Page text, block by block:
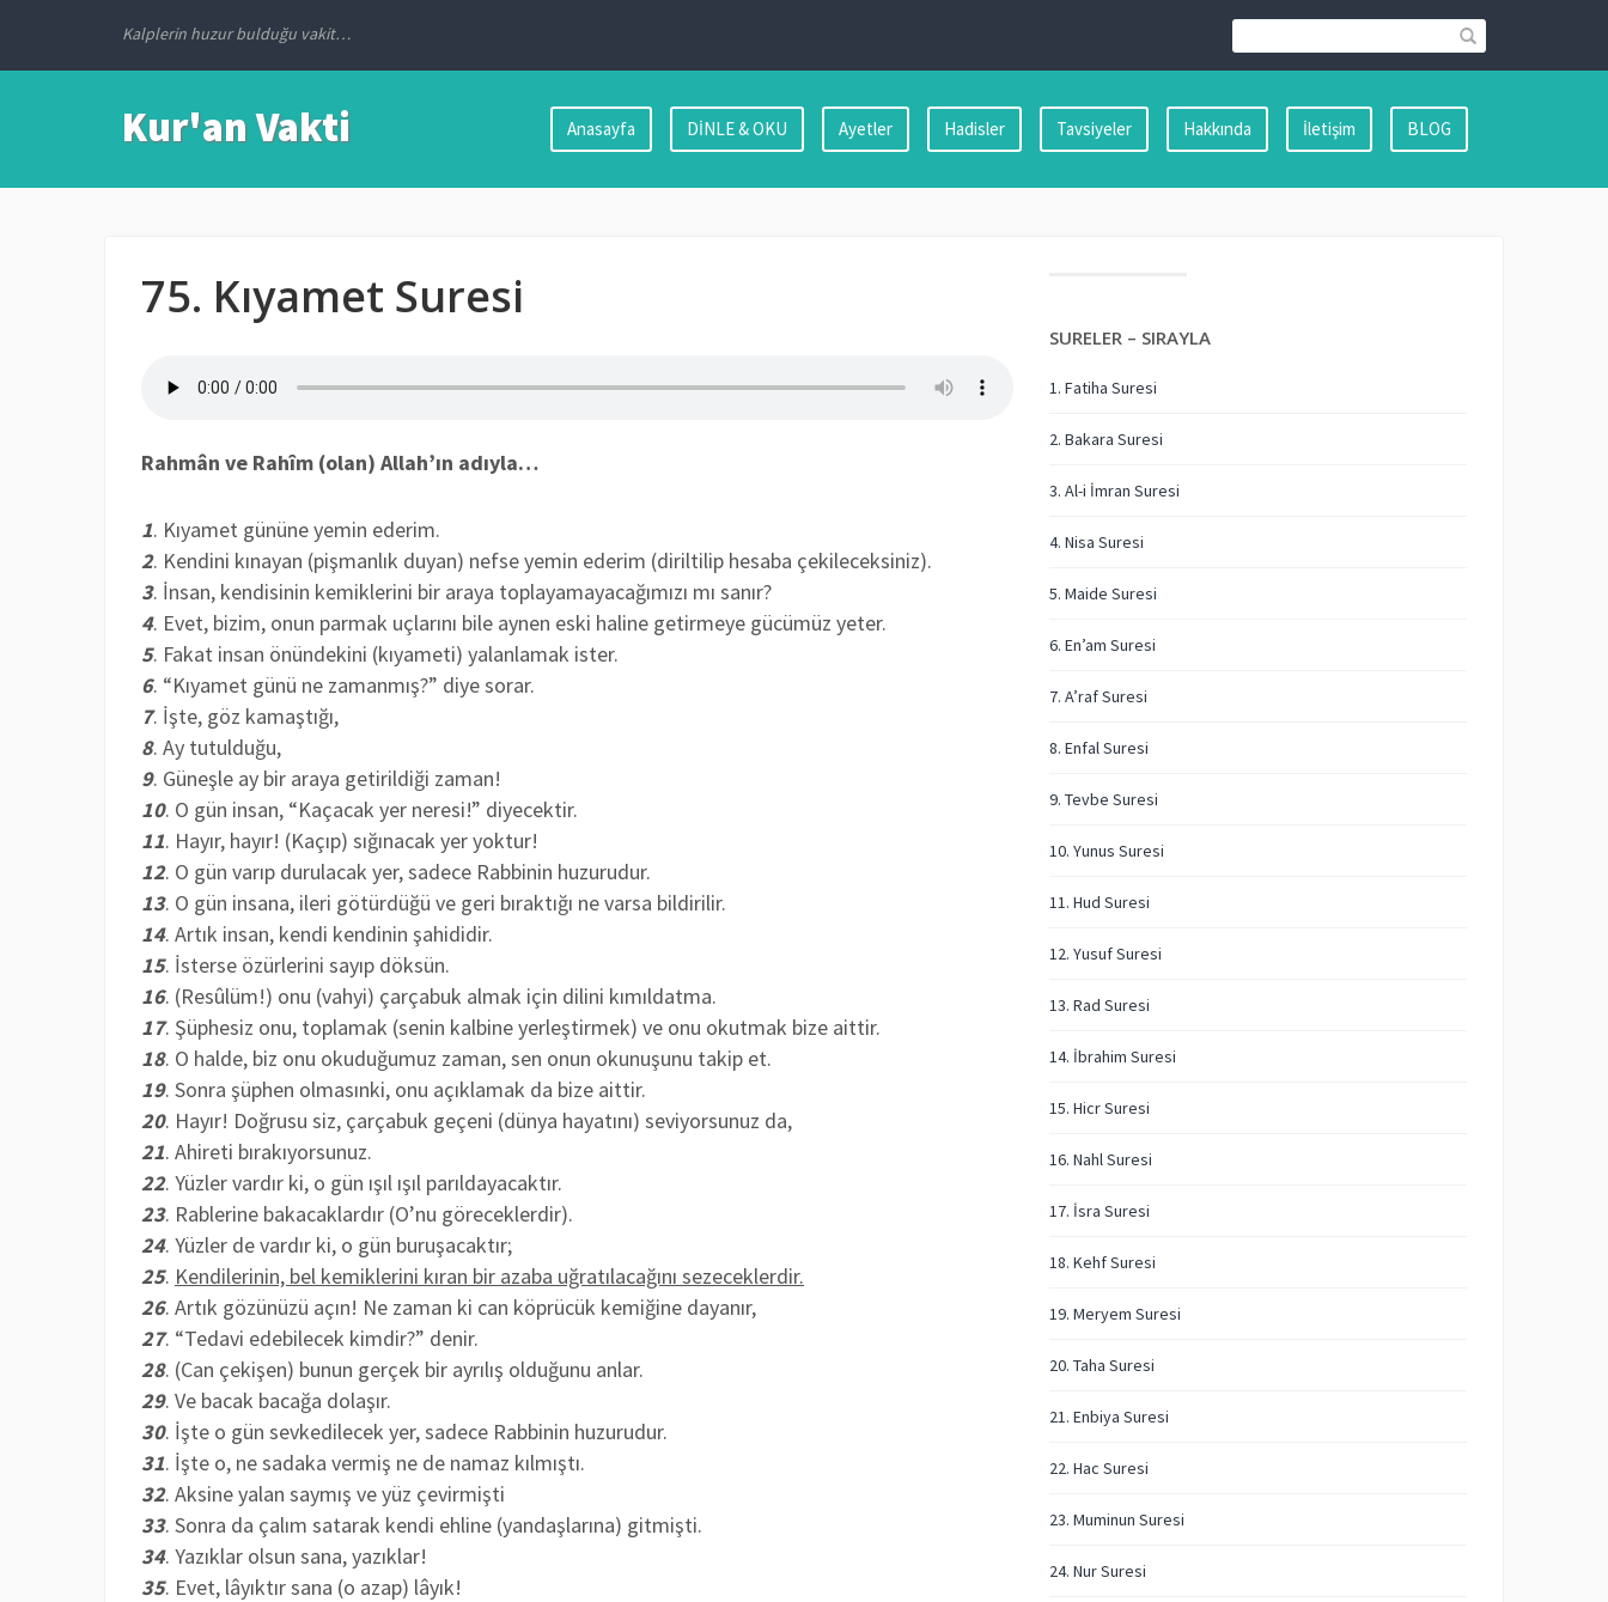
Kalplerin huzur bulduğu vakit…
Kur'an Vakti Anasayfa DİNLE & OKU Ayetler Hadisler Tavsiyeler Hakkında İletişim BLOG
75. Kıyamet Suresi
Rahmân ve Rahîm (olan) Allah’ın adıyla…
1. Kıyamet gününe yemin ederim.
2. Kendini kınayan (pişmanlık duyan) nefse yemin ederim (diriltilip hesaba çekileceksiniz).
3. İnsan, kendisinin kemiklerini bir araya toplayamayacağımızı mı sanır?
4. Evet, bizim, onun parmak uçlarını bile aynen eski haline getirmeye gücümüz yeter.
5. Fakat insan önündekini (kıyameti) yalanlamak ister.
6. “Kıyamet günü ne zamanmış?” diye sorar.
7. İşte, göz kamaştığı,
8. Ay tutulduğu,
9. Güneşle ay bir araya getirildiği zaman!
10. O gün insan, “Kaçacak yer neresi!” diyecektir.
11. Hayır, hayır! (Kaçıp) sığınacak yer yoktur!
12. O gün varıp durulacak yer, sadece Rabbinin huzurudur.
13. O gün insana, ileri götürdüğü ve geri bıraktığı ne varsa bildirilir.
14. Artık insan, kendi kendinin şahididir.
15. İsterse özürlerini sayıp döksün.
16. (Resûlüm!) onu (vahyi) çarçabuk almak için dilini kımıldatma.
17. Şüphesiz onu, toplamak (senin kalbine yerleştirmek) ve onu okutmak bize aittir.
18. O halde, biz onu okuduğumuz zaman, sen onun okunuşunu takip et.
19. Sonra şüphen olmasınki, onu açıklamak da bize aittir.
20. Hayır! Doğrusu siz, çarçabuk geçeni (dünya hayatını) seviyorsunuz da,
21. Ahireti bırakıyorsunuz.
22. Yüzler vardır ki, o gün ışıl ışıl parıldayacaktır.
23. Rablerine bakacaklardır (O’nu göreceklerdir).
24. Yüzler de vardır ki, o gün buruşacaktır;
25. Kendilerinin, bel kemiklerini kıran bir azaba uğratılacağını sezeceklerdir.
26. Artık gözünüzü açın! Ne zaman ki can köprücük kemiğine dayanır,
27. “Tedavi edebilecek kimdir?” denir.
28. (Can çekişen) bunun gerçek bir ayrılış olduğunu anlar.
29. Ve bacak bacağa dolaşır.
30. İşte o gün sevkedilecek yer, sadece Rabbinin huzurudur.
31. İşte o, ne sadaka vermiş ne de namaz kılmıştı.
32. Aksine yalan saymış ve yüz çevirmişti
33. Sonra da çalım satarak kendi ehline (yandaşlarına) gitmişti.
34. Yazıklar olsun sana, yazıklar!
35. Evet, lâyıktır sana (o azap) lâyık!
SURELER – SIRAYLA
1. Fatiha Suresi
2. Bakara Suresi
3. Al-i İmran Suresi
4. Nisa Suresi
5. Maide Suresi
6. En’am Suresi
7. A’raf Suresi
8. Enfal Suresi
9. Tevbe Suresi
10. Yunus Suresi
11. Hud Suresi
12. Yusuf Suresi
13. Rad Suresi
14. İbrahim Suresi
15. Hicr Suresi
16. Nahl Suresi
17. İsra Suresi
18. Kehf Suresi
19. Meryem Suresi
20. Taha Suresi
21. Enbiya Suresi
22. Hac Suresi
23. Muminun Suresi
24. Nur Suresi